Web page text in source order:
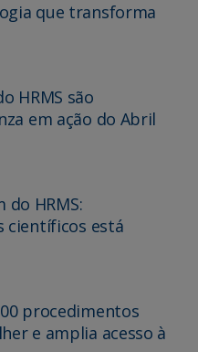
que transforma
HRMS são
em ação do Abril
do HRMS:
científicos está
procedimentos
e amplia acesso à